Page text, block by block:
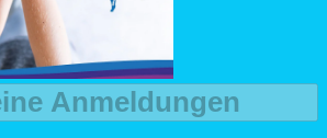
Anmeldungen